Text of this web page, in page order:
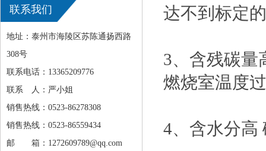
联系我们
地址：泰州市海陵区苏陈通扬西路
308号
联系电话：13365209776
联系 人：严小姐
销售热线：0523-86278308
销售热线：0523-86559434
邮 箱：1272609789@qq.com
达不到标定
3、含残碳量
燃烧室温度
4、含水分高